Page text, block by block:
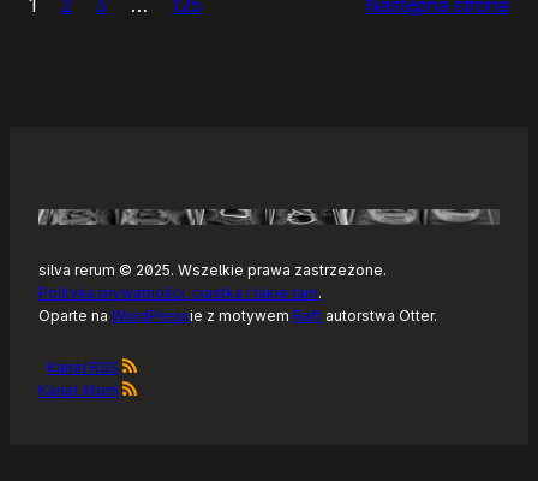
–
Linuksa
silva rerum © 2025. Wszelkie prawa zastrzeżone.
Polityka prywatności, ciastka i takie tam.
Oparte na WordPressie z motywem Raft autorstwa Otter.
Kanał RSS
Kanał Atom